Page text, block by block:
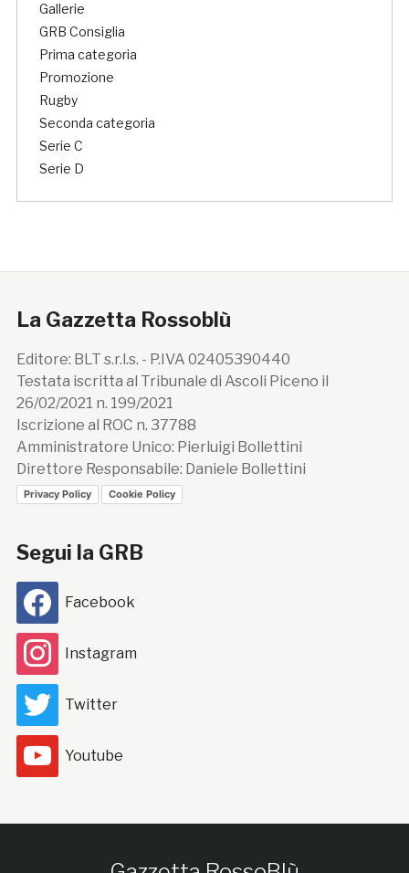
Gallerie
GRB Consiglia
Prima categoria
Promozione
Rugby
Seconda categoria
Serie C
Serie D
La Gazzetta Rossoblù
Editore: BLT s.r.l.s. - P.IVA 02405390440
Testata iscritta al Tribunale di Ascoli Piceno il
26/02/2021 n. 199/2021
Iscrizione al ROC n. 37788
Amministratore Unico: Pierluigi Bollettini
Direttore Responsabile: Daniele Bollettini
Privacy Policy Cookie Policy
Segui la GRB
Facebook
Instagram
Twitter
Youtube